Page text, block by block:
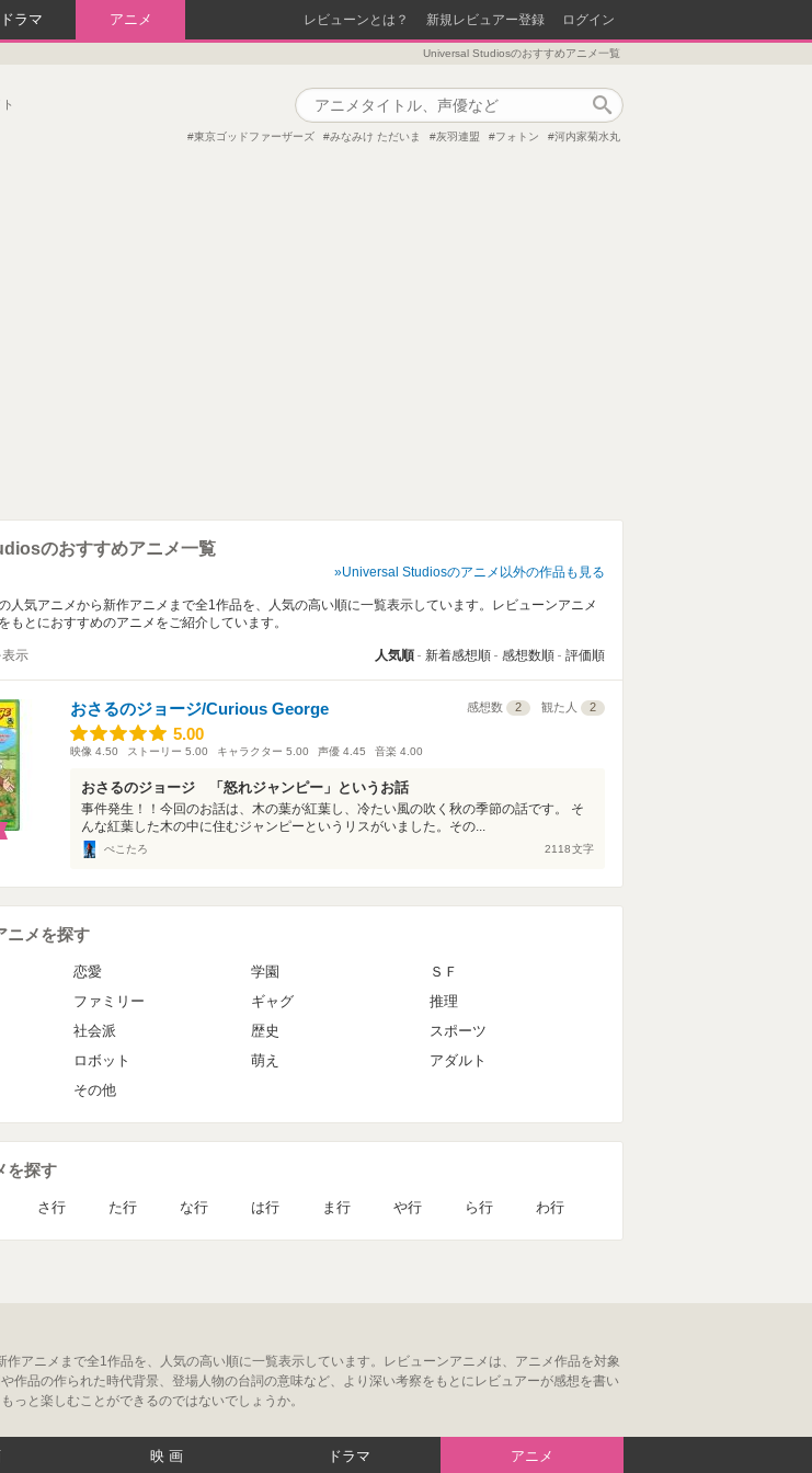
ドラマ アニメ レビューンとは？ 新規レビュアー登録 ログイン
Universal Studiosのおすすめアニメ一覧
東京ゴッドファーザーズ みなみけ ただいま 灰羽連盟 フォトン 河内家菊水丸
のおすすめアニメ一覧
Universal Studiosのアニメ以外の作品も見る
人気アニメから新作アニメまで全1作品を、人気の高い順に一覧表示しています。レビューンアニメ
もとにおすすめのアニメをご紹介しています。
示 人気順 新着感想順 感想数順 評価順
おさるのジョージ/Curious George 感想数 2 観た人 2
5.00
5.00
映像 4.50 ストーリー 5.00 キャラクター 5.00 声優 4.45 音楽 4.00
おさるのジョージ 「怒れジャンピー」というお話
事件発生！！今回のお話は、木の葉が紅葉し、冷たい風の吹く秋の季節の話です。 そ
んな紅葉した木の中に住むジャンピーというリスがいました。その...
ぺこたろ 2118文字
ニメを探す
恋愛 学園
ＳＦ
ファミリー ギャグ
推理
社会派 歴史
スポーツ
ロボット 萌え
アダルト
その他
を探す
さ行 た行 な行 は行 ま行 や行 ら行 わ行
アニメまで全1作品を、人気の高い順に一覧表示しています。レビューンアニメは、アニメ作品を対象
作品の作られた時代背景、登場人物の台詞の意味など、より深い考察をもとにレビュアーが感想を書い
っと楽しむことができるのではないでしょうか。
映画 ドラマ アニメ